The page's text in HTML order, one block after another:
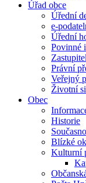
Úřad obce
Úřední
e-
Úřední
Povinné
Právní
Veřejný
Životní
Obec
Historie
Blízké
Kulturní